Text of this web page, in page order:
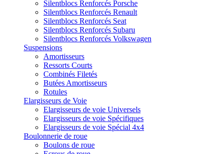
Silentblocs Renforcés Porsche
Silentblocs Renforcés Renault
Silentblocs Renforcés Seat
Silentblocs Renforcés Subaru
Silentblocs Renforcés Volkswagen
Suspensions
Amortisseurs
Ressorts Courts
Combinés Filetés
Butées Amortisseurs
Rotules
Elargisseurs de Voie
Elargisseurs de voie Universels
Elargisseurs de voie Spécifiques
Elargisseurs de voie Spécial 4x4
Boulonnerie de roue
Boulons de roue